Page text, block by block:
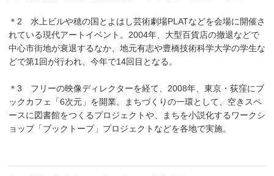
＊2 水上ビルや穂の国とよはし芸術劇場PLATなどを会場に開催さ
れている現代アートイベント。2004年、大型百貨店の撤退などで
中心市街地が衰退するなか、地元有志や豊橋技術科学大学の学生な
どで第1回が行われ、今年で14回目となる。
＊3 フリーの映像ディレクターを経て、2008年、東京・荻窪にブ
ックカフェ「6次元」を開業。まちづくりの一環として、空きスペ
ースに図書館をつくるプロジェクトや、まちを小説化するワークシ
ョップ「ブックトープ」プロジェクトなどを各地で実施。